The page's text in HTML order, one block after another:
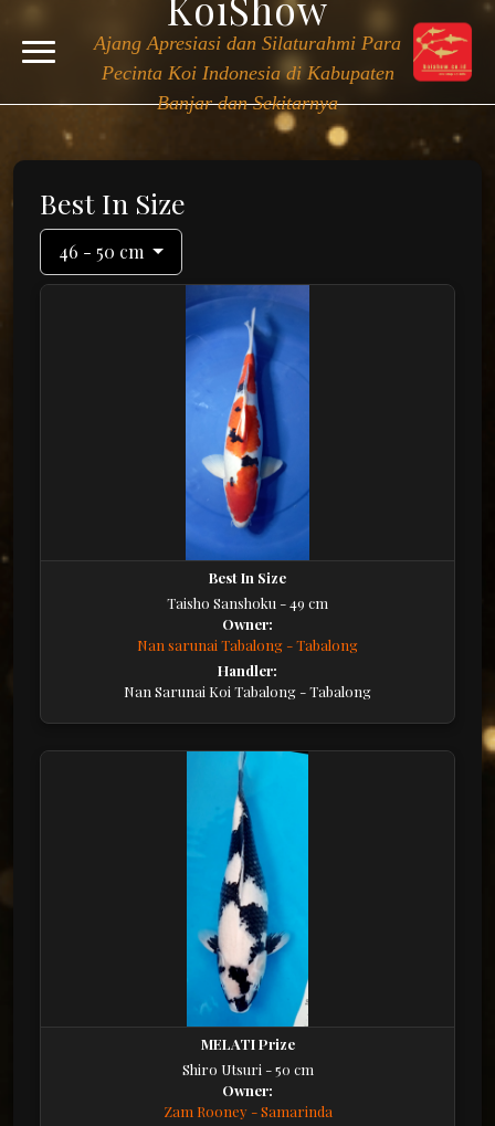
Ajang Apresiasi dan Silaturahmi Para
Pecinta Koi Indonesia di Kabupaten
Banjar dan Sekitarnya
Best In Size
46 - 50 cm
Best In Size
Taisho Sanshoku - 49 cm
Owner:
Nan sarunai Tabalong - Tabalong
Handler:
Nan Sarunai Koi Tabalong - Tabalong
MELATI Prize
Shiro Utsuri - 50 cm
Owner:
Zam Rooney - Samarinda